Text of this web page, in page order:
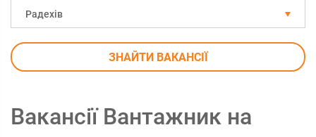
Радехів
ЗНАЙТИ ВАКАНСІЇ
Вакансії Вантажник на